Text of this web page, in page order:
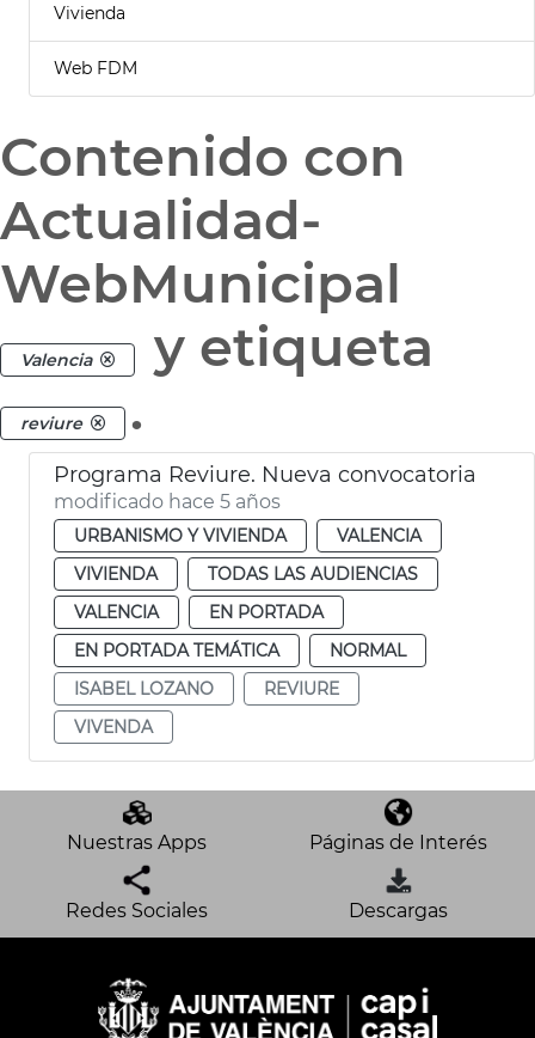
Vivienda
Web FDM
Contenido con
Actualidad-
WebMunicipal
Valencia y etiqueta
reviure .
Programa Reviure. Nueva convocatoria
modificado hace 5 años
URBANISMO Y VIVIENDA
VALENCIA
VIVIENDA
TODAS LAS AUDIENCIAS
VALENCIA
EN PORTADA
EN PORTADA TEMÁTICA
NORMAL
ISABEL LOZANO
REVIURE
VIVENDA
Nuestras Apps Páginas de Interés
Redes Sociales Descargas